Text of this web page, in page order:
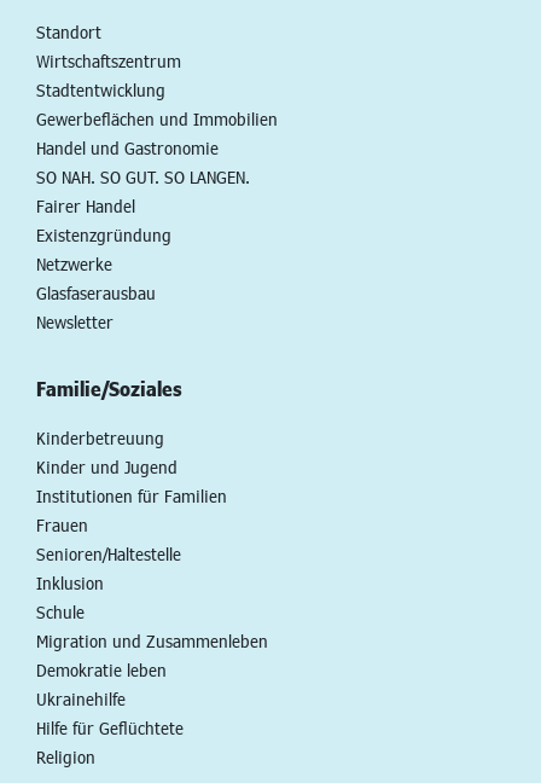
Standort
Wirtschaftszentrum
Stadtentwicklung
Gewerbeflächen und Immobilien
Handel und Gastronomie
SO NAH. SO GUT. SO LANGEN.
Fairer Handel
Existenzgründung
Netzwerke
Glasfaserausbau
Newsletter
Familie/Soziales
Kinderbetreuung
Kinder und Jugend
Institutionen für Familien
Frauen
Senioren/Haltestelle
Inklusion
Schule
Migration und Zusammenleben
Demokratie leben
Ukrainehilfe
Hilfe für Geflüchtete
Religion